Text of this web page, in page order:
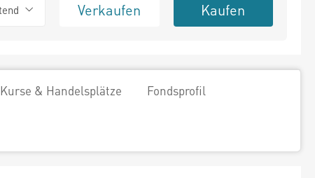
Verkaufen Kaufen
Kurse & Handelsplätze Fondsprofil